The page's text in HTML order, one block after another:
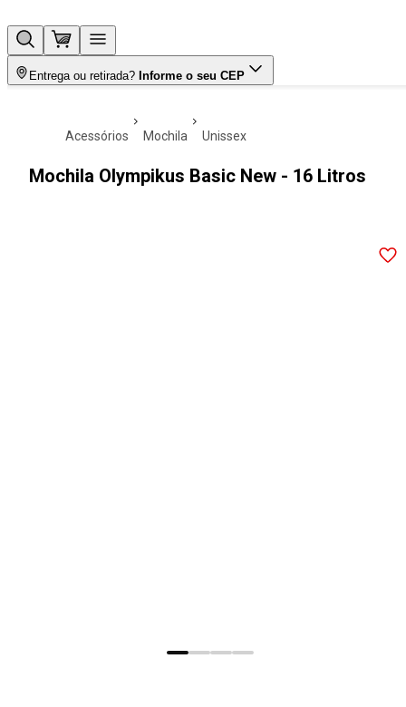
Entrega ou retirada? Informe o seu CEP
acessórios mochila unissex
Mochila Olympikus Basic New - 16 Litros